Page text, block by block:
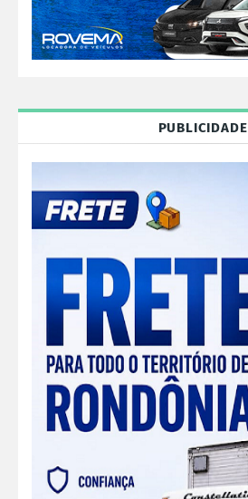
PUBLICIDADE